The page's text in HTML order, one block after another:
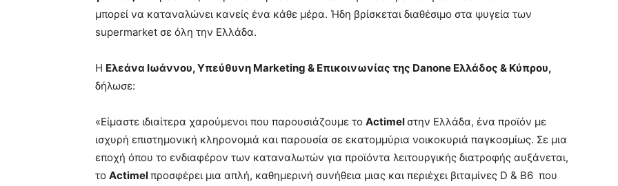
μπορεί να καταναλώνει κανείς ένα κάθε μέρα. Ήδη βρίσκεται διαθέσιμο στα ψυγεία των
supermarket σε όλη την Ελλάδα.
Η Ελεάνα Ιωάννου, Υπεύθυνη Marketing & Επικοινωνίας της Danone Ελλάδος & Κύπρου,
δήλωσε:
«Είμαστε ιδιαίτερα χαρούμενοι που παρουσιάζουμε το Actimel στην Ελλάδα, ένα προϊόν με
ισχυρή επιστημονική κληρονομιά και παρουσία σε εκατομμύρια νοικοκυριά παγκοσμίως. Σε μια
εποχή όπου το ενδιαφέρον των καταναλωτών για προϊόντα λειτουργικής διατροφής αυξάνεται,
το Actimelπροσφέρει μια απλή, καθημερινή συνήθεια μιας και περιέχει βιταμίνες D & B6 που